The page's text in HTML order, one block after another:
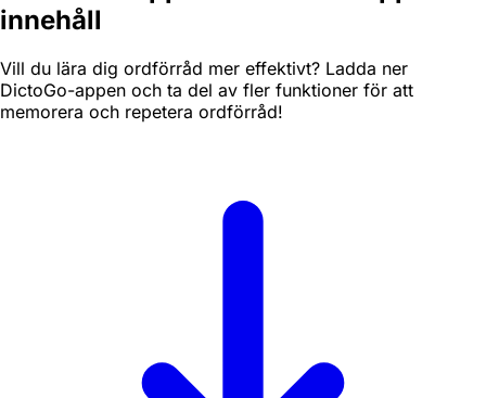
innehåll
Vill du lära dig ordförråd mer effektivt? Ladda ner
DictoGo-appen och ta del av fler funktioner för att
memorera och repetera ordförråd!